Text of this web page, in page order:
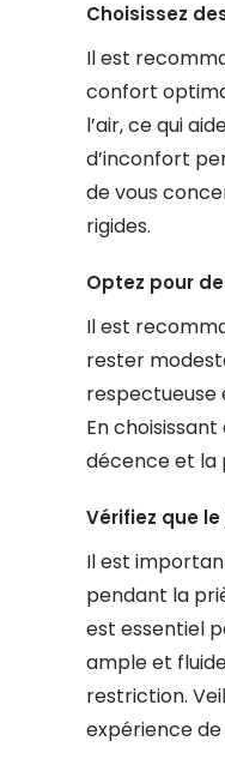
Choisissez
Il est
confort
l’air, ce qui
d’inconfort
de vous
rigides.
Optez pour
Il est
rester
respectueuse
En
décence et la
Vérifiez que
Il est
pendant la
est essentiel
ample et
restriction.
expérience